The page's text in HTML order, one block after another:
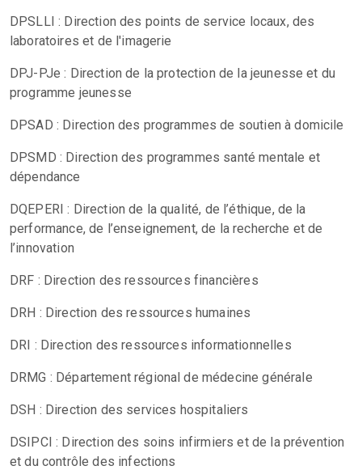
DPSLLI : Direction des points de service locaux, des
laboratoires et de l'imagerie
DPJ-PJe : Direction de la protection de la jeunesse et du
programme jeunesse
DPSAD : Direction des programmes de soutien à domicile
DPSMD : Direction des programmes santé mentale et
dépendance
DQEPERI : Direction de la qualité, de l’éthique, de la
performance, de l’enseignement, de la recherche et de
l’innovation
DRF : Direction des ressources financières
DRH : Direction des ressources humaines
DRI : Direction des ressources informationnelles
DRMG : Département régional de médecine générale
DSH : Direction des services hospitaliers
DSIPCI : Direction des soins infirmiers et de la prévention
et du contrôle des infections